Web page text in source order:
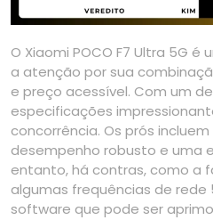
O Xiaomi POCO F7 Ultra 5G
a atenção por sua
e preço acessível. Com um
especificações
concorrência. Os prós
desempenho robusto e uma
entanto, há contras, como a
algumas frequências de rede
software que pode ser